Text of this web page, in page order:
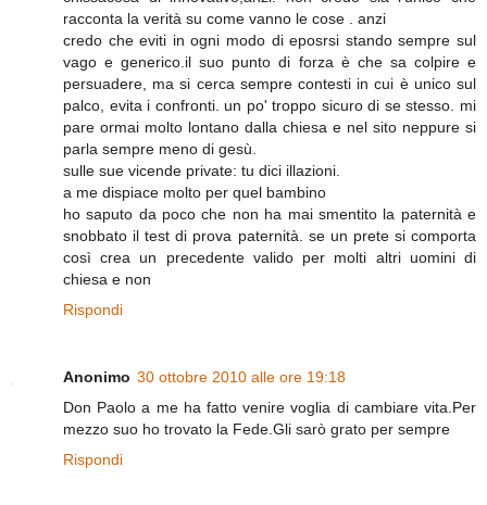
racconta la verità su come vanno le cose . anzi
credo che eviti in ogni modo di eposrsi stando sempre sul
vago e generico.il suo punto di forza è che sa colpire e
persuadere, ma si cerca sempre contesti in cui è unico sul
palco, evita i confronti. un po' troppo sicuro di se stesso. mi
pare ormai molto lontano dalla chiesa e nel sito neppure si
parla sempre meno di gesù.
sulle sue vicende private: tu dici illazioni.
a me dispiace molto per quel bambino
ho saputo da poco che non ha mai smentito la paternità e
snobbato il test di prova paternità. se un prete si comporta
così crea un precedente valido per molti altri uomini di
chiesa e non
Rispondi
Anonimo 30 ottobre 2010 alle ore 19:18
Don Paolo a me ha fatto venire voglia di cambiare vita.Per
mezzo suo ho trovato la Fede.Gli sarò grato per sempre
Rispondi